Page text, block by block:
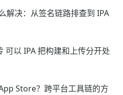
解决：从签名链路排查到 IPA
可以 IPA 把构建和上传分开处
Store？跨平台工具链的方